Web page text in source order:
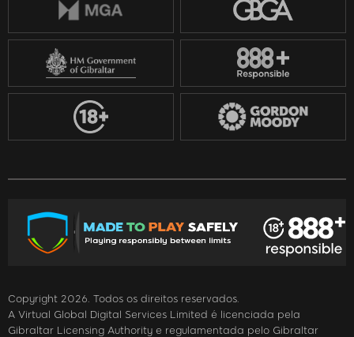
Copyright 2026. Todos os direitos reservados.
A Virtual Global Digital Services Limited é licenciada pela
Gibraltar Licensing Authority e regulamentada pelo Gibraltar